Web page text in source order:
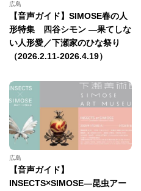
広島
【音声ガイド】SIMOSE春の人
形特集 四谷シモン —果てしな
い人形愛／下瀬家のひな祭り
（2026.2.11-2026.4.19）
広島
【音声ガイド】
INSECTS×SIMOSE—昆虫アー